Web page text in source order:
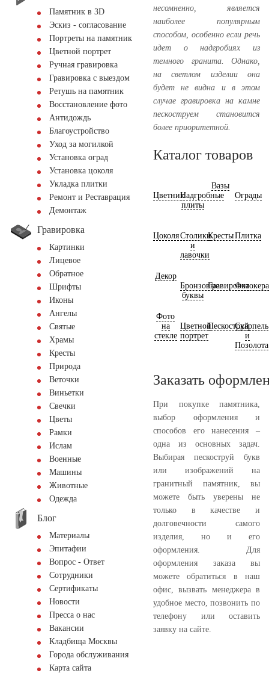
Памятник в 3D
Эскиз - согласование
Портреты на памятник
Цветной портрет
Ручная гравировка
Гравировка с выездом
Ретушь на памятник
Восстановление фото
Антидождь
Благоустройство
Уход за могилкой
Установка оград
Установка цоколя
Укладка плитки
Ремонт и Реставрация
Демонтаж
Гравировка
Картинки
Лицевое
Обратное
Шрифты
Иконы
Ангелы
Святые
Храмы
Кресты
Природа
Веточки
Виньетки
Свечки
Цветы
Рамки
Ислам
Военные
Машины
Животные
Одежда
Блог
Материалы
Эпитафии
Вопрос - Ответ
Сотрудники
Сертификаты
Новости
Пресса о нас
Вакансии
Кладбища Москвы
Города обслуживания
Карта сайта
несомненно, является
наиболее популярным
способом, особенно если речь
идет о надгробиях из
темного гранита. Однако,
на светлом изделии она
будет не видна и в этом
случае гравировка на камне
пескоструем становится
более приоритетной.
Каталог товаров
ЦветникНадгробные
плиты
Вазы
Ограды
ЦоколяСтолики
и
лавочки
КрестыПлитка
Декор
Бронзовые
буквы
Гравировка
Фото
на
стекле
Цветной
портрет
ПескоструйСкарпель
и
Позолота
Заказать
При покупке памятника,
выбор оформления и
способов его нанесения –
одна из основных задач.
Выбирая пескоструй букв
или изображений на
гранитный памятник, вы
можете быть уверены не
только в качестве и
долговечности самого
изделия, но и его
оформления. Для
оформления заказа вы
можете обратиться в наш
офис, вызвать менеджера в
удобное место, позвонить по
телефону или оставить
заявку на сайте.